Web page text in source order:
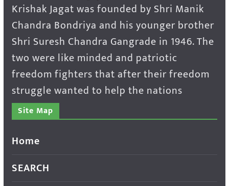
Krishak Jagat was founded by Shri Manik
Chandra Bondriya and his younger brother
Shri Suresh Chandra Gangrade in 1946. The
two were like minded and patriotic
freedom fighters that after their freedom
struggle wanted to help the nations
Site Map
Home
SEARCH